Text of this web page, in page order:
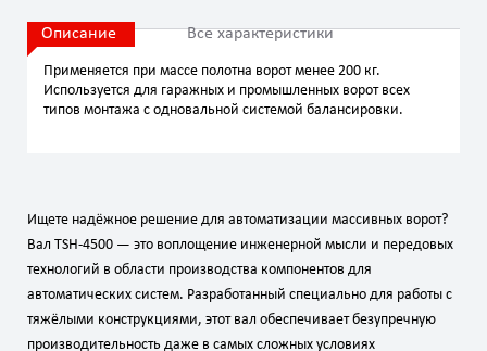
Описание Все характеристики
Применяется при массе полотна ворот менее 200 кг.
Используется для гаражных и промышленных ворот всех
типов монтажа с одновальной системой балансировки.
Ищете надёжное решение для автоматизации массивных ворот?
Вал TSH-4500 — это воплощение инженерной мысли и передовых
технологий в области производства компонентов для
автоматических систем. Разработанный специально для работы с
тяжёлыми конструкциями, этот вал обеспечивает безупречную
производительность даже в самых сложных условиях